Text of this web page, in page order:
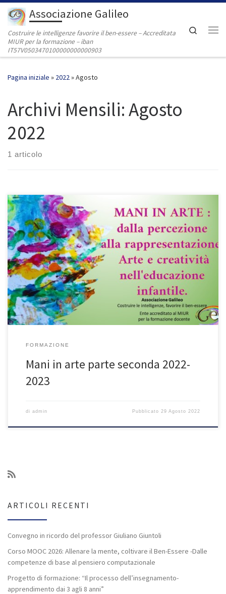
Passa al contenuto
Associazione Galileo
Costruire le intelligenze favorire il ben-essere – Accreditata
MIUR per la formazione – iban
IT57V0503470100000000000903
Search
Pagina iniziale » 2022»Agosto
Archivi Mensili:Agosto
2022
1 articolo
FORMAZIONE
Mani in arte parte seconda 2022-
2023
di admin Pubblicato 29 Agosto 2022
ARTICOLI RECENTI
Convegno in ricordo del professor Giuliano Giuntoli
Corso MOOC 2026: Allenare la mente, coltivare il Ben-Essere -Dalle
competenze di base al pensiero computazionale
Progetto di formazione: “Il processo dell’insegnamento-
apprendimento dai 3 agli 8 anni”